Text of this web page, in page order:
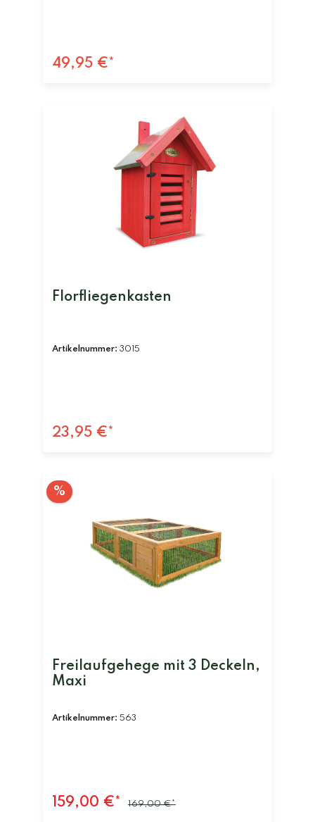
49,95 €*
Florfliegenkasten
Artikelnummer: 3015
23,95 €*
%
Freilaufgehege mit 3 Deckeln,
Maxi
Artikelnummer: 563
159,00 €* 169,00 €*